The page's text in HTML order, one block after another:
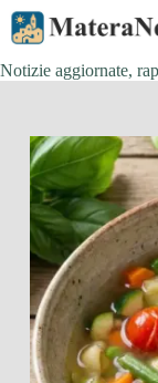
Salta
contenuto
Notizie aggiornate,